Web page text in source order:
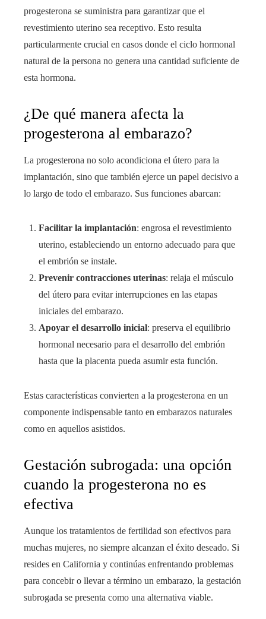
progesterona se suministra para garantizar que el
revestimiento uterino sea receptivo. Esto resulta
particularmente crucial en casos donde el ciclo hormonal
natural de la persona no genera una cantidad suficiente de
esta hormona.
¿De qué manera afecta la
progesterona al embarazo?
La progesterona no solo acondiciona el útero para la
implantación, sino que también ejerce un papel decisivo a
lo largo de todo el embarazo. Sus funciones abarcan:
Facilitar la implantación: engrosa el revestimiento
uterino, estableciendo un entorno adecuado para que
el embrión se instale.
Prevenir contracciones uterinas: relaja el músculo
del útero para evitar interrupciones en las etapas
iniciales del embarazo.
Apoyar el desarrollo inicial: preserva el equilibrio
hormonal necesario para el desarrollo del embrión
hasta que la placenta pueda asumir esta función.
Estas características convierten a la progesterona en un
componente indispensable tanto en embarazos naturales
como en aquellos asistidos.
Gestación subrogada: una opción
cuando la progesterona no es
efectiva
Aunque los tratamientos de fertilidad son efectivos para
muchas mujeres, no siempre alcanzan el éxito deseado. Si
resides en California y continúas enfrentando problemas
para concebir o llevar a término un embarazo, la gestación
subrogada se presenta como una alternativa viable.